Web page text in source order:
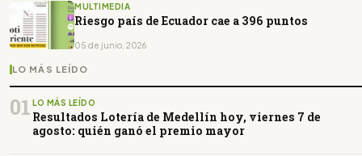
MULTIMEDIA
Riesgo país de Ecuador cae a 396 puntos
05 de junio, 2026
LO MÁS LEÍDO
01 LO MÁS LEÍDO
Resultados Lotería de Medellín hoy, viernes 7 de
agosto: quién ganó el premio mayor